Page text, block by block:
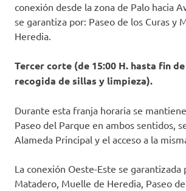
conexión desde la zona de Palo hacia
se garantiza por: Paseo de los Curas y
Heredia.
Tercer corte (de 15:00 H. hasta fin
recogida de sillas y limpieza).
Durante esta franja horaria se
Paseo del Parque en ambos sentidos,
Alameda Principal y el acceso a la
La conexión Oeste-Este se garantizada
Matadero, Muelle de Heredia, Paseo